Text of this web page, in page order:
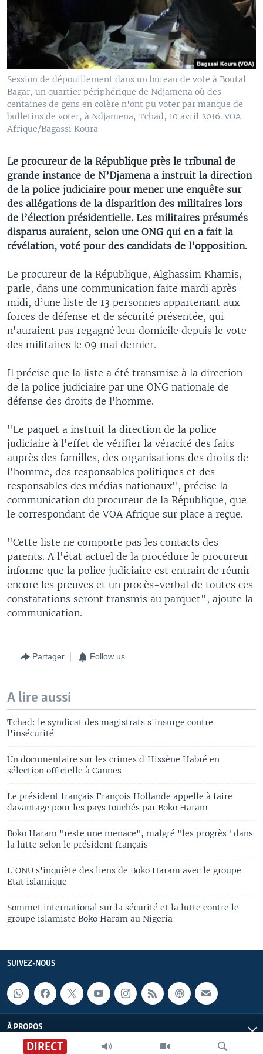
DIRECT
Session de dépouillement dans un bureau de vote à Boutal
Bagar, un quartier périphérique de Ndjamena où des
centaines de gens en colère n'ont pu voter par manque de
bulletins de voter, à Ndjamena, Tchad, 10 avril 2016. VOA
Afrique/Bagassi Koura
Le procureur de la République près le tribunal de
grande instance de N’Djamena a instruit la direction
de la police judiciaire pour mener une enquête sur
des allégations de la disparition des militaires lors
de l’élection présidentielle. Les militaires présumés
disparus auraient, selon une ONG qui en a fait la
révélation, voté pour des candidats de l’opposition.
Le procureur de la République, Alghassim Khamis,
parle, dans une communication faite mardi après-
midi, d’une liste de 13 personnes appartenant aux
forces de défense et de sécurité présentée, qui
n'auraient pas regagné leur domicile depuis le vote
des militaires le 09 mai dernier.
Il précise que la liste a été transmise à la direction
de la police judiciaire par une ONG nationale de
défense des droits de l'homme.
"Le paquet a instruit la direction de la police
judiciaire à l'effet de vérifier la véracité des faits
auprès des familles, des organisations des droits de
l'homme, des responsables politiques et des
responsables des médias nationaux", précise la
communication du procureur de la République, que
le correspondant de VOA Afrique sur place a reçue.
"Cette liste ne comporte pas les contacts des
parents. A l'état actuel de la procédure le procureur
informe que la police judiciaire est entrain de réunir
encore les preuves et un procès-verbal de toutes ces
constatations seront transmis au parquet", ajoute la
communication.
Partager Follow us
A lire aussi
Tchad: le syndicat des magistrats s'insurge contre
l'insécurité
Un documentaire sur les crimes d'Hissène Habré en
sélection officielle à Cannes
Le président français François Hollande appelle à faire
davantage pour les pays touchés par Boko Haram
Boko Haram "reste une menace", malgré "les progrès" dans
la lutte selon le président français
L'ONU s'inquiète des liens de Boko Haram avec le groupe
Etat islamique
Sommet international sur la sécurité et la lutte contre le
groupe islamiste Boko Haram au Nigeria
SUIVEZ-NOUS
À PROPOS